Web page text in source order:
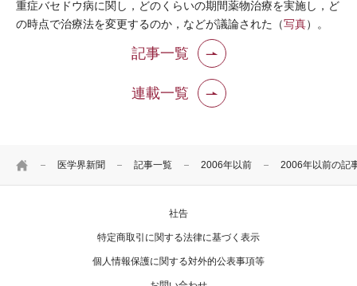
HOME 医学界新聞 記事一覧 2006年以前 2006年以前の記
重症バセドウ病に関し，どのくらいの期間薬物治療を実施し，ど
の時点で治療法を変更するのか，などが議論された（写真）。
記事一覧
連載一覧
社告
特定商取引に関する法律に基づく表示
個人情報保護に関する対外的公表事項等